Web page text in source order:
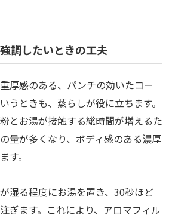
調したいときの工夫
厚感のある、パンチの効いたコー
うときも、蒸らしが役に立ちます。
とお湯が接触する総時間が増えるた
量が多くなり、ボディ感のある濃厚
す。
湿る程度にお湯を置き、30秒ほど
ぎます。これにより、アロマフィル